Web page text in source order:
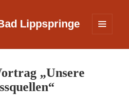
Lippspringe
WIDGETS
„Unsere